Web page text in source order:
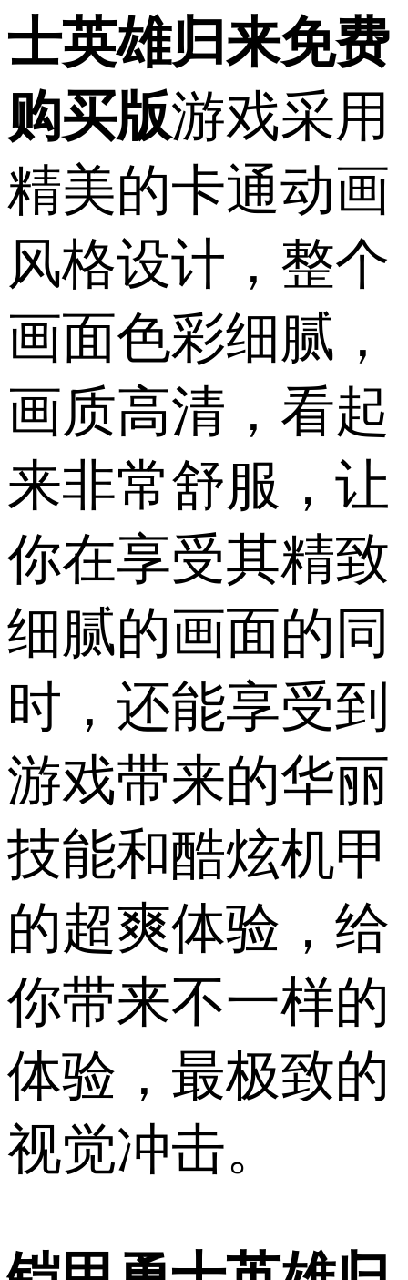
士英雄归来免费
购买版游戏采用
精美的卡通动画
风格设计，整个
画面色彩细腻，
画质高清，看起
来非常舒服，让
你在享受其精致
细腻的画面的同
时，还能享受到
游戏带来的华丽
技能和酷炫机甲
的超爽体验，给
你带来不一样的
体验，最极致的
视觉冲击。